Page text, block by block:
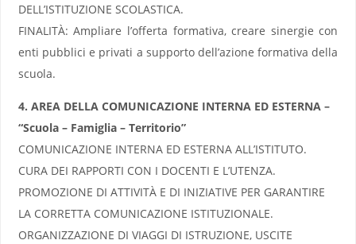
DELL’ISTITUZIONE SCOLASTICA.
FINALITÀ: Ampliare l’offerta formativa, creare sinergie con
enti pubblici e privati a supporto dell’azione formativa della
scuola.
4. AREA DELLA COMUNICAZIONE INTERNA ED ESTERNA –
“Scuola – Famiglia – Territorio”
COMUNICAZIONE INTERNA ED ESTERNA ALL’ISTITUTO.
CURA DEI RAPPORTI CON I DOCENTI E L’UTENZA.
PROMOZIONE DI ATTIVITÀ E DI INIZIATIVE PER GARANTIRE
LA CORRETTA COMUNICAZIONE ISTITUZIONALE.
ORGANIZZAZIONE DI VIAGGI DI ISTRUZIONE, USCITE